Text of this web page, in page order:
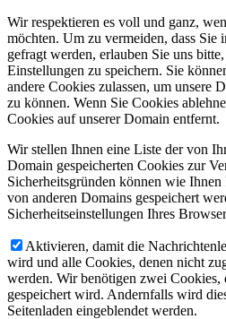
Wir respektieren es voll und ganz,
möchten. Um zu vermeiden, dass Sie
gefragt werden, erlauben Sie uns
Einstellungen zu speichern. Sie
andere Cookies zulassen, um unsere
zu können. Wenn Sie Cookies
Cookies auf unserer Domain entfernt.
Wir stellen Ihnen eine Liste der von
Domain gespeicherten Cookies zur
Sicherheitsgründen können wie
von anderen Domains gespeichert
Sicherheitseinstellungen Ihres
Aktivieren, damit die
wird und alle Cookies, denen nicht
werden. Wir benötigen zwei Cookies,
gespeichert wird. Andernfalls wird
Seitenladen eingeblendet werden.